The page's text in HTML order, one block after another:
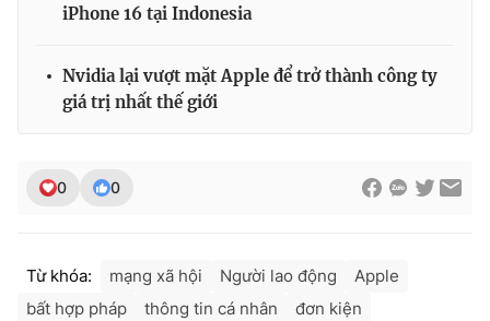
iPhone 16 tại Indonesia
Nvidia lại vượt mặt Apple để trở thành công ty
giá trị nhất thế giới
0 0
Từ khóa: mạng xã hội Người lao động
Apple
bất hợp pháp
thông tin cá nhân đơn kiện